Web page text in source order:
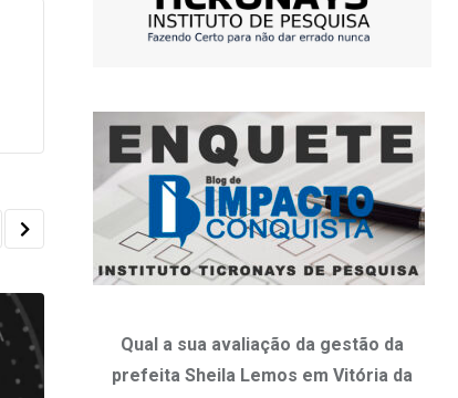
Qual a sua avaliação da gestão da
prefeita Sheila Lemos em Vitória da